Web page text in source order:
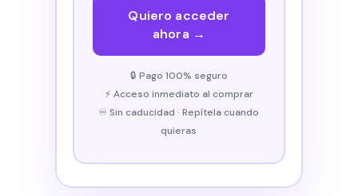
Quiero acceder
ahora →
🔒 Pago 100% seguro
⚡ Acceso inmediato al comprar
♾️ Sin caducidad · Repítela cuando
quieras